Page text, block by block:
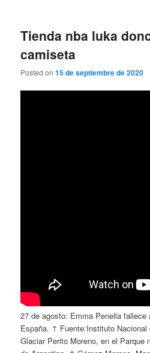
Tienda nba luka
camiseta
Posted on15 de septiembre de 2020
27 de agosto: Emma Penella fallece
España. ↑ Fuente:Instituto
Glaciar Perito Moreno, en el Parque